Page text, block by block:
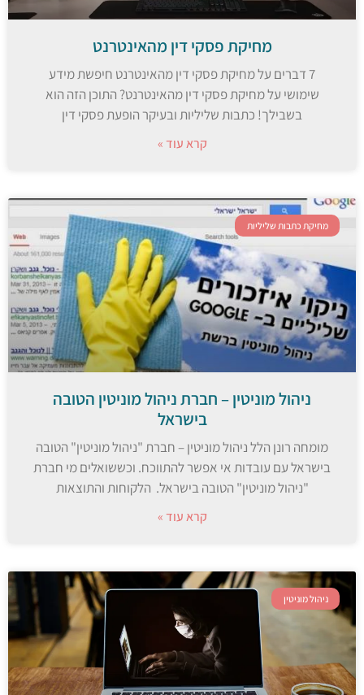
מחיקת פסקי דין מהאינטרנט
7 דברים על מחיקת פסקי דין מהאינטרנט חיפשת מידע
שימושי על מחיקת פסקי דין מהאינטרנט? התוכן הזה הוא
בשבילך! כתבות שליליות ובעיקר הופעת פסקי דין
קרא עוד »
מחיקת כתבות שליליות
ניהול מוניטין – חברת ניהול מוניטין הטובה
בישראל
מומחה רונן הלל ניהול מוניטין – חברת "ניהול מוניטין" הטובה
בישראל עם עובדות אי אפשר להתווכח. וכששואלים מי חברת
"ניהול מוניטין" הטובה בישראל. הלקוחות והתוצאות
קרא עוד »
ניהול מוניטין